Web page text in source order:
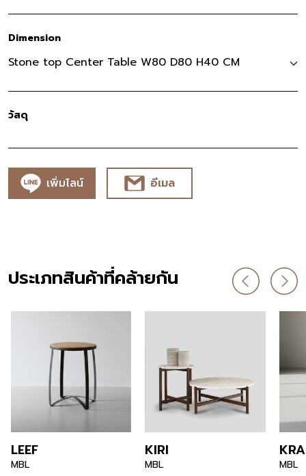
Dimension
Stone top Center Table W80 D80 H40 CM
วัสดุ
เพิ่มไลน์ อีเมล
ประเภทสินค้าที่คล้ายกัน
LEEF
MBL
KIRI
MBL MBL